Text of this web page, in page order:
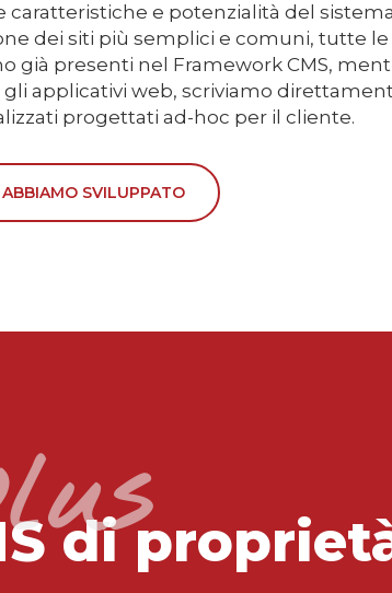
caratteristiche e potenzialità del
dei siti più semplici e comuni, tutte le
già presenti nel Framework CMS,
applicativi web, scriviamo
progettati ad-hoc per il cliente.
ABBIAMO SVILUPPATO
di